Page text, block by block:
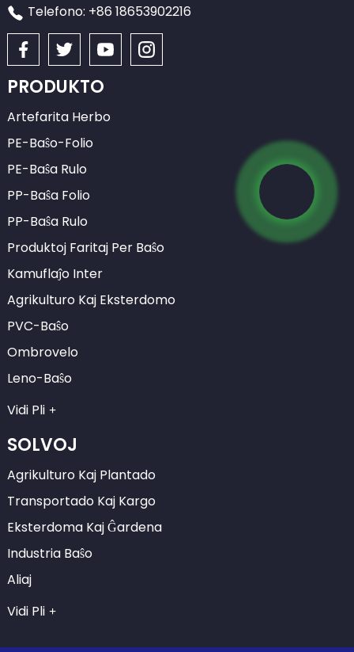
Telefono: +86 18653902216
PRODUKTO
Artefarita Herbo
PE-Baŝo-Folio
PE-Baŝa Rulo
PP-Baŝa Folio
PP-Baŝa Rulo
Produktoj Faritaj Per Baŝo
Kamuflaĵo Inter
Agrikulturo Kaj Eksterdomo
PVC-Baŝo
Ombrovelo
Leno-Baŝo
Vidi Pli
SOLVOJ
Agrikulturo Kaj Plantado
Transportado Kaj Kargo
Eksterdoma Kaj Ĝardena
Industria Baŝo
Aliaj
Vidi Pli